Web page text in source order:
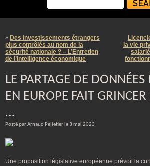
« Des investissements étrangers
plus contrôlés au nom de la
sécurité nationale ? – L’Entretien
de l’intelligence économique
la vie
LE PARTAGE DE
EN EUROPE FAIT GRINCER
…
Posté par Arnaud Pelletier le 3 mai 2023
Une proposition législative européenne prévoit la